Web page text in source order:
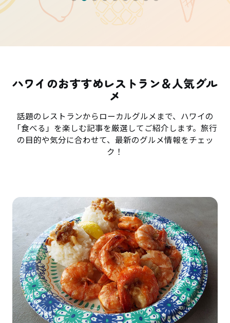
ハワイのおすすめレストラン＆人気グル
メ
話題のレストランからローカルグルメまで、ハワイの
「食べる」を楽しむ記事を厳選してご紹介します。旅行
の目的や気分に合わせて、最新のグルメ情報をチェッ
ク！